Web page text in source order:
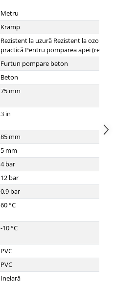
Metru
Kramp
Rezistent la uzură Rezistent la ozon
practică Pentru pomparea apei
Furtun pompare beton
Beton
75 mm
3 in
85 mm
5 mm
4 bar
12 bar
0,9 bar
60°C
-10°C
PVC
PVC
Inelară